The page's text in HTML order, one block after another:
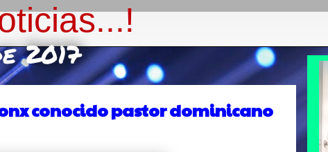
2017
conocido pastor dominicano